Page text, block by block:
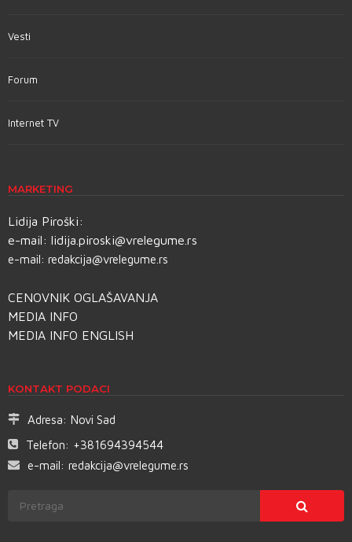
Vesti
Forum
Internet TV
MARKETING
Lidija Piroški:
e-mail: lidija.piroski@vrelegume.rs
e-mail: redakcija@vrelegume.rs
CENOVNIK OGLAŠAVANJA
MEDIA INFO
MEDIA INFO ENGLISH
KONTAKT PODACI
Adresa: Novi Sad
Telefon: +381694394544
e-mail: redakcija@vrelegume.rs